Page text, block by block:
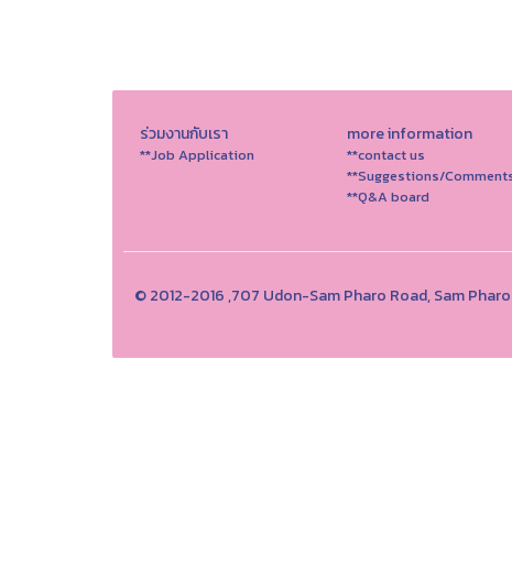
ร่วมงานกับเรา
**Job Application
more information
**contact us
**Suggestions/
**Q&A board
© 2012-2016 ,707 Udon-Sam Pharo Road, Sam